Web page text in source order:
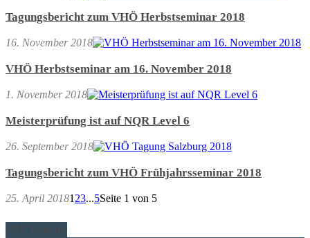
Tagungsbericht zum VHÖ Herbstseminar 2018
16. November 2018
VHÖ Herbstseminar am 16. November 2018
1. November 2018
Meisterprüfung ist auf NQR Level 6
26. September 2018
Tagungsbericht zum VHÖ Frühjahrsseminar 2018
25. April 20181 23...5Seite 1 von 5
VIP Partner